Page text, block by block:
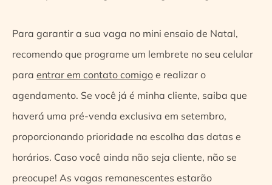
Para garantir a sua vaga no mini ensaio de Natal,
recomendo que programe um lembrete no seu celular
para entrar em contato comigo e realizar o
agendamento. Se você já é minha cliente, saiba que
haverá uma pré-venda exclusiva em setembro,
proporcionando prioridade na escolha das datas e
horários. Caso você ainda não seja cliente, não se
preocupe! As vagas remanescentes estarão